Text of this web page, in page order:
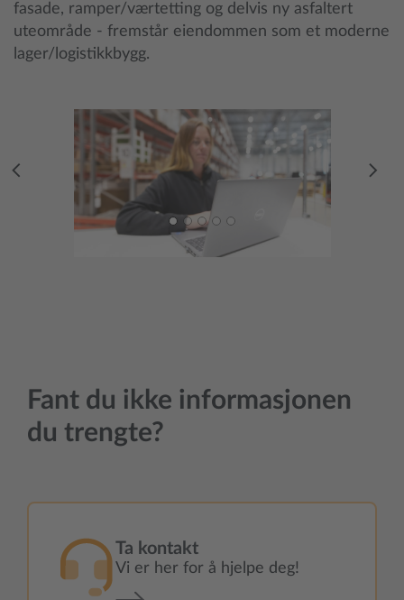
fasade, ramper/værtetting og delvis ny asfaltert
uteområde - fremstår eiendommen som et moderne
lager/logistikkbygg.
Fant du ikke informasjonen
du trengte?
Ta kontakt
Vi er her for å hjelpe deg!